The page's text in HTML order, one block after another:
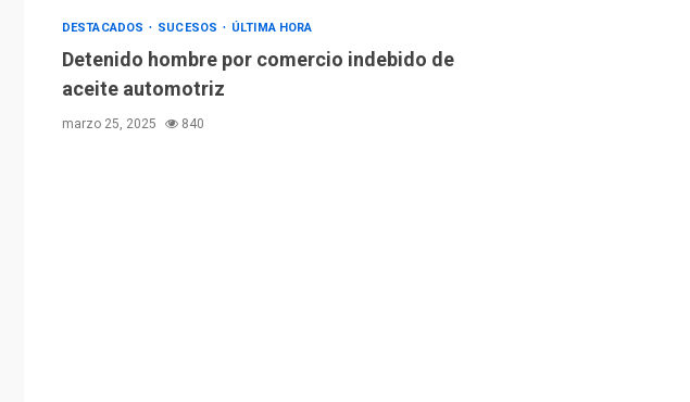
DESTACADOS SUCESOS ÚLTIMA HORA
Detenido hombre por comercio indebido de
aceite automotriz
marzo 25, 2025 840